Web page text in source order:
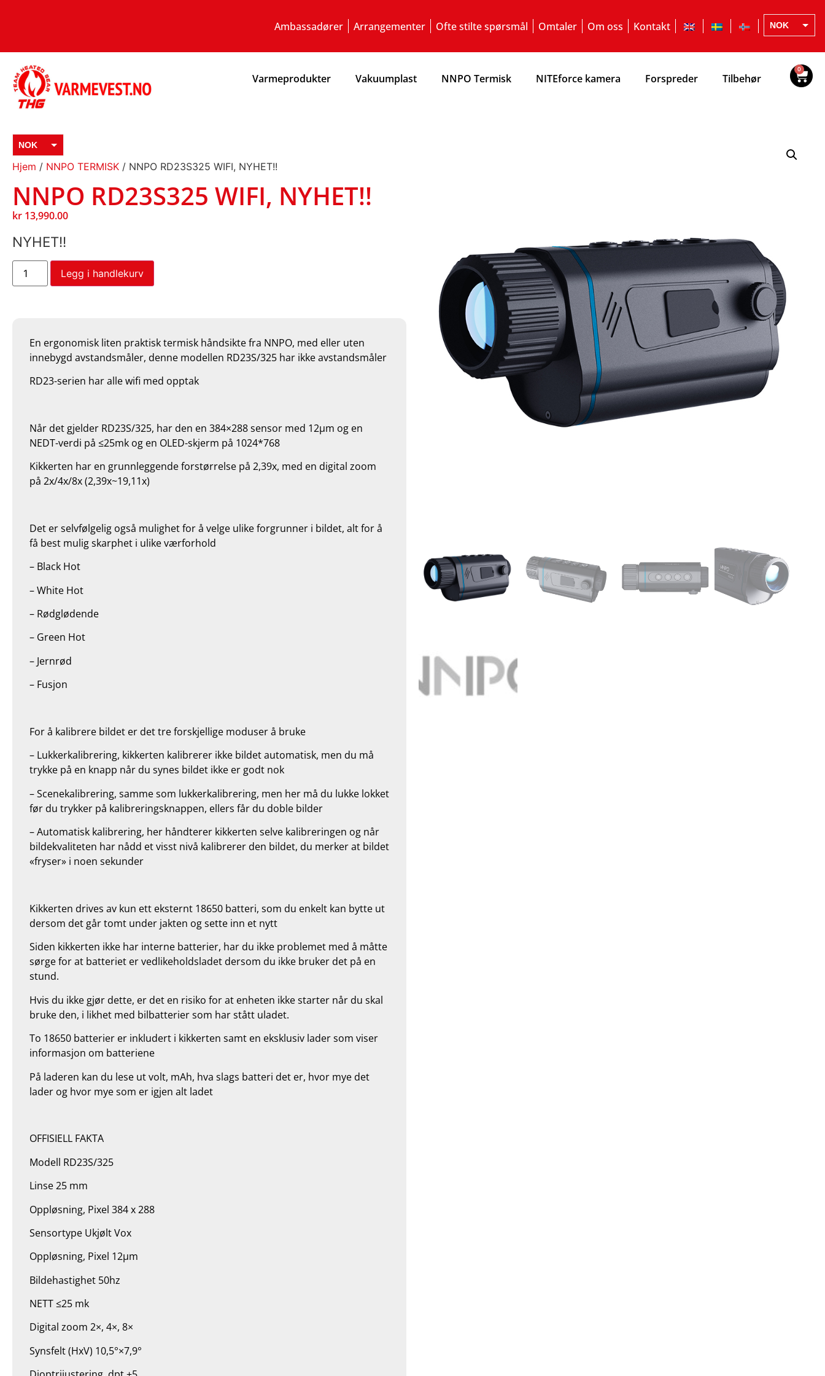
Ambassadører Arrangementer Ofte stilte spørsmål Omtaler Om oss Kontakt NOK
Varmeprodukter Vakuumplast NNPO Termisk NITEforce kamera Forspreder Tilbehør
0
NOK
EUR
SEK
Hjem / NNPO TERMISK / NNPO RD23S325 WIFI, NYHET!!
NNPO RD23S325 WIFI, NYHET!!
kr 13,990.00
NYHET!!
Legg i handlekurv
En ergonomisk liten praktisk termisk håndsikte fra NNPO, med eller uten
innebygd avstandsmåler, denne modellen RD23S/325 har ikke avstandsmåler
RD23-serien har alle wifi med opptak
Når det gjelder RD23S/325, har den en 384×288 sensor med 12μm og en
NEDT-verdi på ≤25mk og en OLED-skjerm på 1024*768
Kikkerten har en grunnleggende forstørrelse på 2,39x, med en digital zoom
på 2x/4x/8x (2,39x~19,11x)
Det er selvfølgelig også mulighet for å velge ulike forgrunner i bildet, alt for å
få best mulig skarphet i ulike værforhold
– Black Hot
– White Hot
– Rødglødende
– Green Hot
– Jernrød
– Fusjon
For å kalibrere bildet er det tre forskjellige moduser å bruke
– Lukkerkalibrering, kikkerten kalibrerer ikke bildet automatisk, men du må
trykke på en knapp når du synes bildet ikke er godt nok
– Scenekalibrering, samme som lukkerkalibrering, men her må du lukke lokket
før du trykker på kalibreringsknappen, ellers får du doble bilder
– Automatisk kalibrering, her håndterer kikkerten selve kalibreringen og når
bildekvaliteten har nådd et visst nivå kalibrerer den bildet, du merker at bildet
«fryser» i noen sekunder
Kikkerten drives av kun ett eksternt 18650 batteri, som du enkelt kan bytte ut
dersom det går tomt under jakten og sette inn et nytt
Siden kikkerten ikke har interne batterier, har du ikke problemet med å måtte
sørge for at batteriet er vedlikeholdsladet dersom du ikke bruker det på en
stund.
Hvis du ikke gjør dette, er det en risiko for at enheten ikke starter når du skal
bruke den, i likhet med bilbatterier som har stått uladet.
To 18650 batterier er inkludert i kikkerten samt en eksklusiv lader som viser
informasjon om batteriene
På laderen kan du lese ut volt, mAh, hva slags batteri det er, hvor mye det
lader og hvor mye som er igjen alt ladet
OFFISIELL FAKTA
Modell RD23S/325
Linse 25 mm
Oppløsning, Pixel 384 x 288
Sensortype Ukjølt Vox
Oppløsning, Pixel 12μm
Bildehastighet 50hz
NETT ≤25 mk
Digital zoom 2×, 4×, 8×
Synsfelt (HxV) 10,5°×7,9°